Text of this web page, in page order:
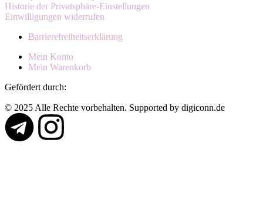
Historie der Privatsphäre-Einstellungen
Einwilligungen widerrufen
Barrierefreiheitserklärung
Mein Konto
Mein Warenkorb
Gefördert durch:
© 2025 Alle Rechte vorbehalten. Supported by digiconn.de